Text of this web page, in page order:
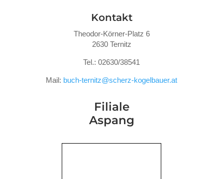
Kontakt
Theodor-Körner-Platz 6
2630 Ternitz
Tel.: 02630/38541
Mail: buch-ternitz@scherz-kogelbauer.at
Filiale
Aspang